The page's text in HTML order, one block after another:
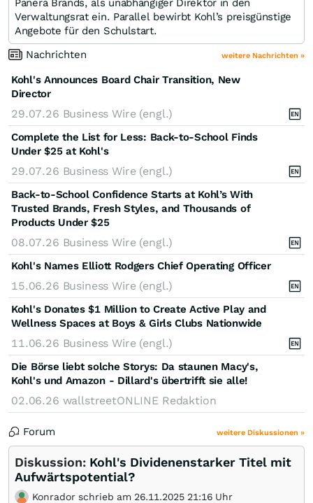
Panera Brands, als unabhängiger Direktor in den
Verwaltungsrat ein. Parallel bewirbt Kohl’s preisgünstige
Angebote für den Schulstart.
Nachrichten
weitere Nachrichten »
Kohl's Announces Board Chair Transition, New
Director
29.07.26 Business Wire (engl.)
Complete the List for Less: Back-to-School Finds
Under $25 at Kohl's
29.07.26 Business Wire (engl.)
Back-to-School Confidence Starts at Kohl’s With
Trusted Brands, Fresh Styles, and Thousands of
Products Under $25
08.07.26 Business Wire (engl.)
Kohl's Names Elliott Rodgers Chief Operating Officer
15.06.26 Business Wire (engl.)
Kohl's Donates $1 Million to Create Active Play and
Wellness Spaces at Boys & Girls Clubs Nationwide
11.06.26 Business Wire (engl.)
Die Börse liebt solche Storys: Da staunen Macy's,
Kohl's und Amazon - Dillard's übertrifft sie alle!
02.06.26 wallstreetONLINE Redaktion
Forum weitere Diskussionen »
Diskussion: Kohl's Dividenenstarker Titel mit
Aufwärtspotential?
Konrador schrieb am 26.11.2025 21:16 Uhr